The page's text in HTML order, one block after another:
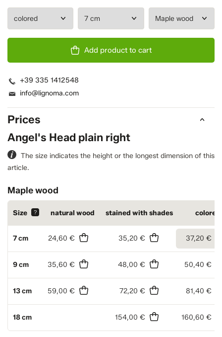
Prices
Angel's Head plain right
The size indicates the height or the longest dimension of this
article.
Maple wood
Size ? natural wood stained with shades colored
7 cm 24,60 € 35,20 € 37,20 €
9 cm 35,60 € 48,00 € 50,40 €
13 cm 59,00 € 72,20 € 81,40 €
18 cm 154,00 € 160,60 €
Add product to cart
+39 335 1412548
info@lignoma.com